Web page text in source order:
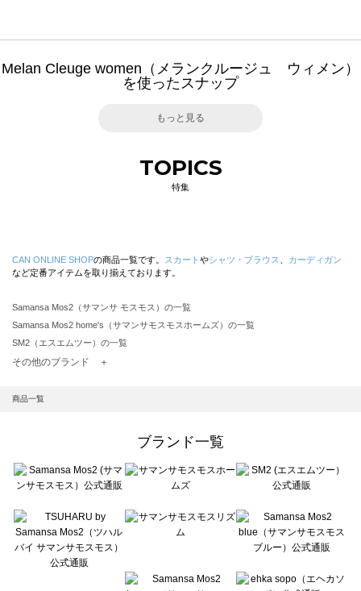
Melan Cleuge women（メランクルージュ ウィメン）
を使ったスナップ
もっと見る
TOPICS
特集
CAN ONLINE SHOPの商品一覧です。 スカート やシャツ・ブラウス
カーディガン
など定番アイテムを取り揃えております。
Samansa Mos2（サマンサ モスモス）の一覧
Samansa Mos2 home's（サマンサモスモスホームズ）の一覧
SM2（エスエムツー）の一覧
TSUHARU by Samansa Mos2（ツハルバイサマンサモスモス）の一覧
Samansa Mos2 blue（サマンサモスモス ブルー）の一覧
Te chichi（テチチ）の一覧
Te chichi CLASSIC（テチチ クラシック）の一覧
Lugnoncure（ルノンキュール）の一覧
BETTY'S BLUE（べティーズブルー）の一覧
Wpc.（ワールドパーティー）の一覧
その他のブランド ＋
商品一覧
ブランド一覧